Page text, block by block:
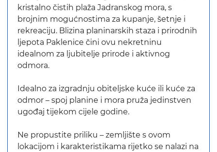
kristalno čistih plaža Jadranskog mora, s
brojnim mogućnostima za kupanje, šetnje i
rekreaciju. Blizina planinarskih staza i prirodnih
ljepota Paklenice čini ovu nekretninu
idealnom za ljubitelje prirode i aktivnog
odmora.
Idealno za izgradnju obiteljske kuće ili kuće za
odmor – spoj planine i mora pruža jedinstven
ugođaj tijekom cijele godine.
Ne propustite priliku – zemljište s ovom
lokacijom i karakteristikama rijetko se nalazi na